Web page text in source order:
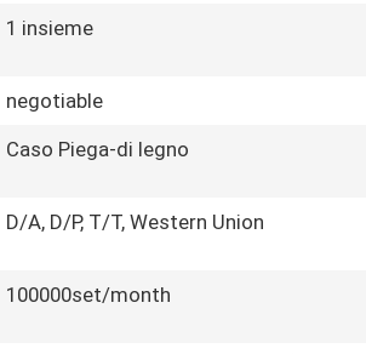
1 insieme
negotiable
Caso Piega-di legno
D/A, D/P, T/T, Western Union
100000set/month